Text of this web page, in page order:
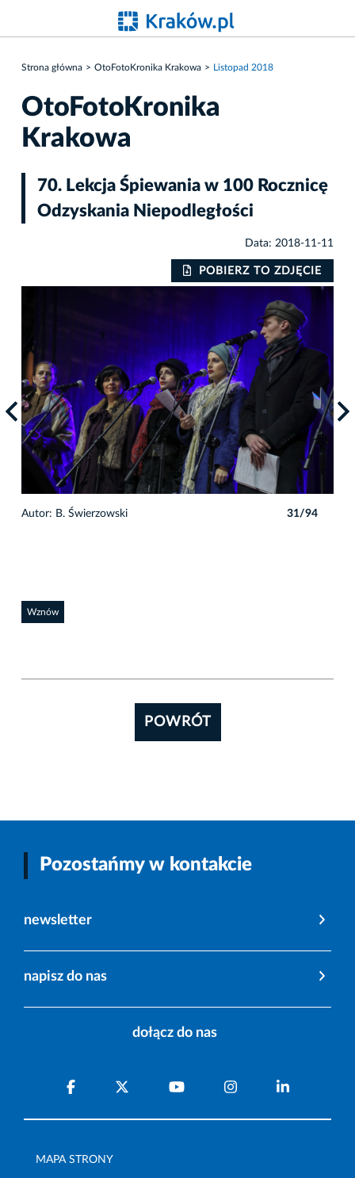
Strona główna OtoFotoKronika Krakowa Listopad 2018
OtoFotoKronika
Krakowa
70. Lekcja Śpiewania w 100 Rocznicę
Odzyskania Niepodległości
Data: 2018-11-11
POBIERZ TO ZDJĘCIE
Autor: B. Świerzowski 31/94
Wznów
POWRÓT
Pozostańmy w kontakcie
newsletter
napisz do nas
dołącz do nas
MAPA STRONY